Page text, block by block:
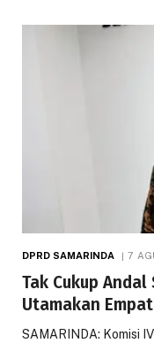
DPRD SAMARINDA 7
Tak Cukup
Utamakan
SAMARINDA: Komisi